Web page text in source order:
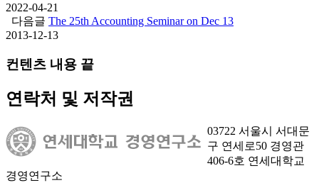
2022-04-21
다음글 The 25th Accounting Seminar on Dec 13
2013-12-13
컨텐츠 내용 끝
연락처 및 저작권
03722 서울시 서대문
구 연세로50 경영관
406-6호 연세대학교
경영연구소